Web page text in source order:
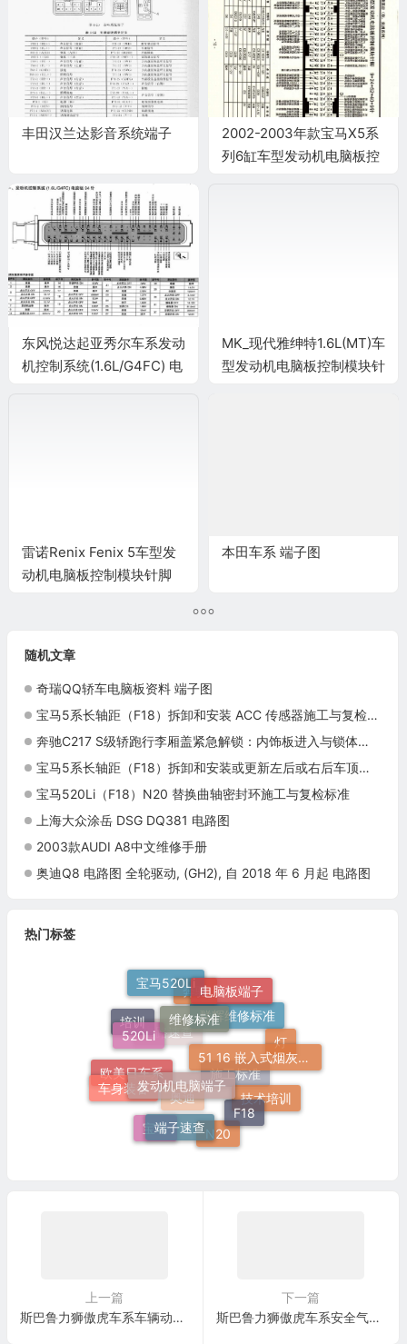
丰田汉兰达影音系统端子
2002-2003年款宝马X5系
列6缸车型发动机电脑板控
东风悦达起亚秀尔车系发动
机控制系统(1.6L/G4FC) 电
MK_现代雅绅特1.6L(MT)车
型发动机电脑板控制模块针
雷诺Renix Fenix 5车型发
动机电脑板控制模块针脚
本田车系 端子图
随机文章
奇瑞QQ轿车电脑板资料 端子图
宝马5系长轴距（F18）拆卸和安装 ACC 传感器施工与复检标准
奔驰C217 S级轿跑行李厢盖紧急解锁：内饰板进入与锁体机械释放
宝马5系长轴距（F18）拆卸和安装或更新左后或右后车顶柱饰件施工与复检标准
宝马520Li（F18）N20 替换曲轴密封环施工与复检标准
上海大众涂岳 DSG DQ381 电路图
2003款AUDI A8中文维修手册
奥迪Q8 电路图 全轮驱动, (GH2), 自 2018 年 6 月起 电路图
热门标签
电路速查
奔驰
群辉维修标准
施工标准
奥迪
欧美日车系
培训
宝马520Li 电脑板端子
灯
技术培训
N20
宝马
车身装备
520Li
维修标准
51 16 嵌入式烟灰缸托架
F18
端子速查
发动机电脑端子
上一篇
斯巴鲁力狮傲虎车系车辆动态控制系统(VDC)电脑板42针端子
下一篇
斯巴鲁力狮傲虎车系安全气囊控制系统(SRS)电脑板端子